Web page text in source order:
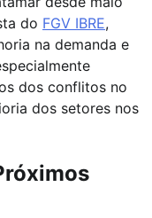
do FGV IBRE,
na demanda e
dos conflitos no
dos setores nos